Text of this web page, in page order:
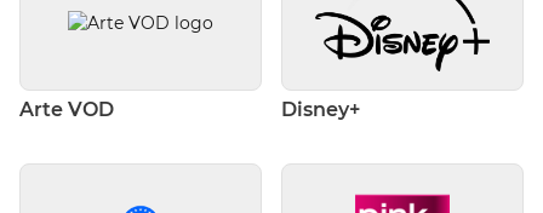
Arte VOD Disney+